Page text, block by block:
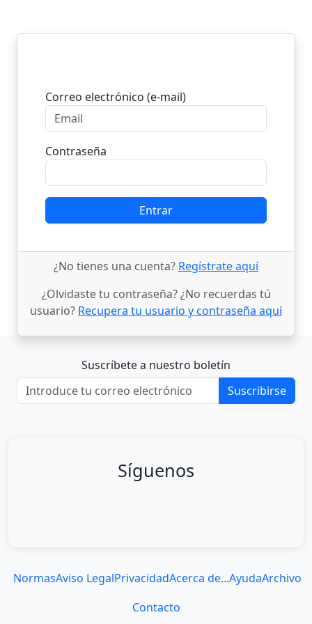
Correo electrónico (e-mail)
Contraseña
Entrar
¿No tienes una cuenta? Regístrate aquí
¿Olvidaste tu contraseña? ¿No recuerdas tú
usuario? Recupera tu usuario y contraseña aquí
Suscríbete a nuestro boletín
Suscribirse
Síguenos
NormasAviso LegalPrivacidadAcerca de...AyudaArchivo
Contacto